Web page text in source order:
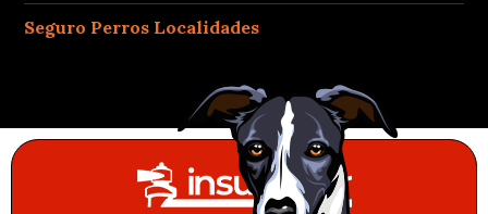
Seguro Perros Localidades